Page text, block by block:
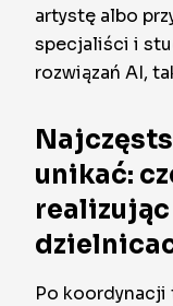
artystę albo
specjaliści i
rozwiązań AI,
unikać:
Po